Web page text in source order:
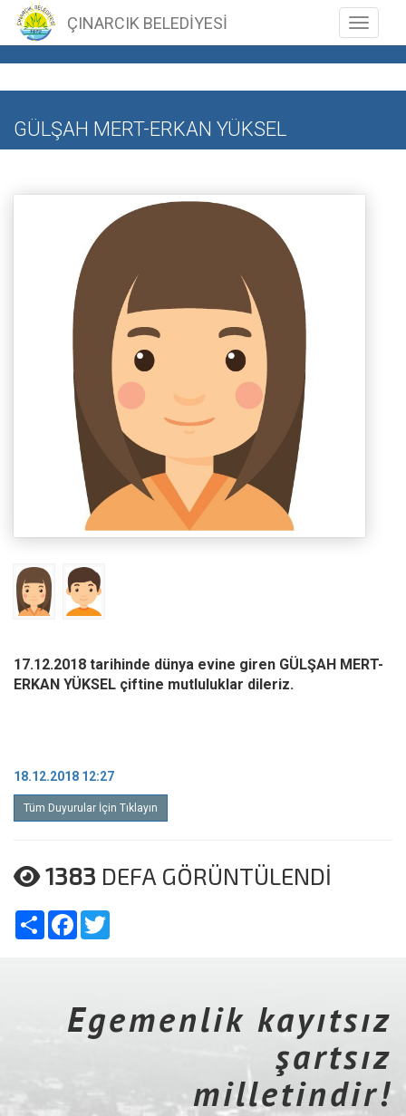
Toggle
ÇINARCIK BELEDİYESİ
GÜLŞAH MERT-ERKAN YÜKSEL
17.12.2018 tarihinde dünya evine giren GÜLŞAH MERT-
ERKAN YÜKSEL çiftine mutluluklar dileriz.
18.12.2018 12:27
Tüm Duyurular İçin Tıklayın
1383 DEFA GÖRÜNTÜLENDİ
Share Facebook
Egemenlik kayıtsız
şartsız
milletindir!